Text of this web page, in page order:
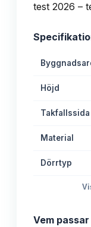
Höjd
Takfallssida
Material
Dörrtyp
Vem passar